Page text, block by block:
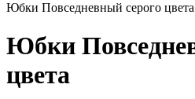
Юбки Повседневный серого цвета
Юбки
цвета